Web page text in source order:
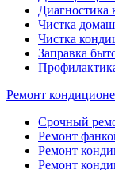
Диагностика
Чистка
Чистка
Заправка
Ремонт
Срочный
Ремонт
Ремонт
Ремонт